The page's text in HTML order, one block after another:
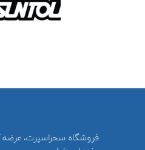
فروشگاه سحراسپرت، عرضه